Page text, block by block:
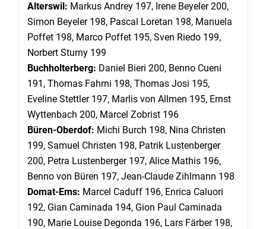
Alterswil: Markus Andrey 197, Irene Beyeler 200,
Simon Beyeler 198, Pascal Loretan 198, Manuela
Poffet 198, Marco Poffet 195, Sven Riedo 199,
Norbert Sturny 199
Buchholterberg: Daniel Bieri 200, Benno Cueni
191, Thomas Fahrni 198, Thomas Josi 195,
Eveline Stettler 197, Marlis von Allmen 195, Ernst
Wyttenbach 200, Marcel Zobrist 196
Büren-Oberdof: Michi Burch 198, Nina Christen
199, Samuel Christen 198, Patrik Lustenberger
200, Petra Lustenberger 197, Alice Mathis 196,
Benno von Büren 197, Jean-Claude Zihlmann 198
Domat-Ems: Marcel Caduff 196, Enrica Caluori
192, Gian Caminada 194, Gion Paul Caminada
190, Marie Louise Degonda 196, Lars Färber 198,